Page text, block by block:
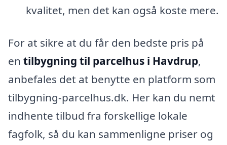
kvalitet, men det kan også koste mere.
For at sikre at du får den bedste pris på
en tilbygning til parcelhus i Havdrup,
anbefales det at benytte en platform som
tilbygning-parcelhus.dk. Her kan du nemt
indhente tilbud fra forskellige lokale
fagfolk, så du kan sammenligne priser og